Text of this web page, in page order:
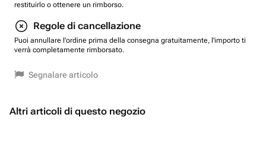
restituirlo o ottenere un rimborso.
Regole di cancellazione
Puoi annullare l'ordine prima della consegna gratuitamente, l'importo ti
verrà completamente rimborsato.
Segnalare articolo
Altri articoli di questo negozio